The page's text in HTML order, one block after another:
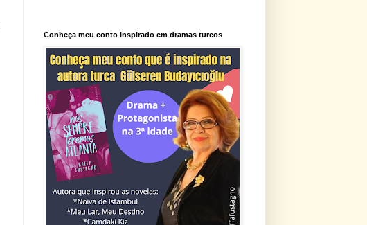
Conheça meu conto inspirado em dramas turcos